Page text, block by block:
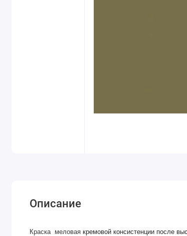
Описание
Краска меловаякремовой консистенции после